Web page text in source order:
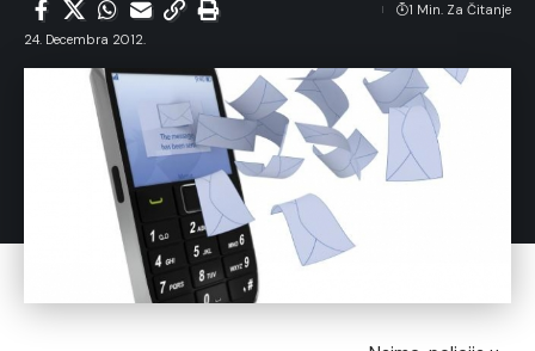
24. Decembra 2012.
1 Min. Za Čitanje